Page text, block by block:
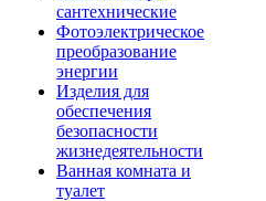
сантехнические
Фотоэлектрическое
преобразование
энергии
Изделия для
обеспечения
безопасности
жизнедеятельности
Ванная комната и
туалет